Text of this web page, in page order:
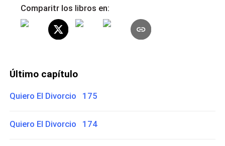
Comparitr los libros en:
Último capítulo
Quiero El Divorcio 175
Quiero El Divorcio 174